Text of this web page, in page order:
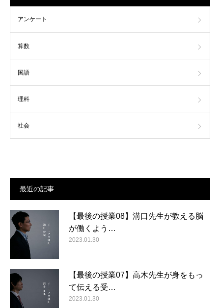
アンケート
算数
国語
理科
社会
最近の記事
【最後の授業08】溝口先生が教える脳
が働くよう…
2023.01.30
【最後の授業07】高木先生が身をもっ
て伝える受…
2023.01.30